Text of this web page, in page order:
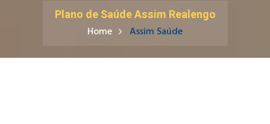
Plano de Saúde Assim Realengo
Home Assim Saúde